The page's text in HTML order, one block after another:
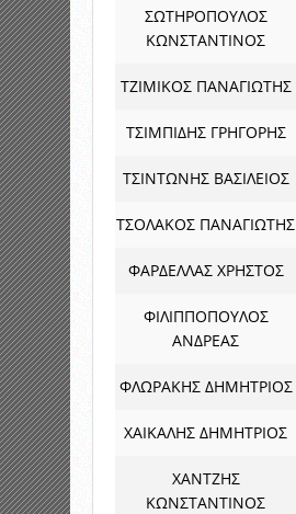
ΣΩΤΗΡΟΠΟΥΛΟΣ
ΚΩΝΣΤΑΝΤΙΝΟΣ
ΤΖΙΜΙΚΟΣ ΠΑΝΑΓΙΩΤΗΣ
ΤΣΙΜΠΙΔΗΣ ΓΡΗΓΟΡΗΣ
ΤΣΙΝΤΩΝΗΣ ΒΑΣΙΛΕΙΟΣ
ΤΣΟΛΑΚΟΣ ΠΑΝΑΓΙΩΤΗΣ
ΦΑΡΔΕΛΛΑΣ ΧΡΗΣΤΟΣ
ΦΙΛΙΠΠΟΠΟΥΛΟΣ
ΑΝΔΡΕΑΣ
ΦΛΩΡΑΚΗΣ ΔΗΜΗΤΡΙΟΣ
ΧΑΙΚΑΛΗΣ ΔΗΜΗΤΡΙΟΣ
ΧΑΝΤΖΗΣ
ΚΩΝΣΤΑΝΤΙΝΟΣ